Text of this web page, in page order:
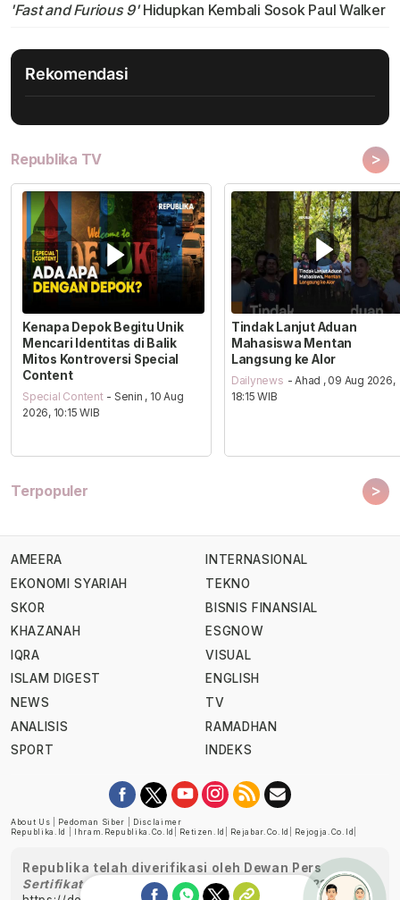
'Fast and Furious 9'Hidupkan Kembali Sosok Paul Walker
Rekomendasi
Republika TV >
Kenapa Depok Begitu Unik
Mencari Identitas di Balik
Mitos Kontroversi Special
Content
Special Content - Senin , 10 Aug
2026, 10:15 WIB
Tindak Lanjut Aduan
Mahasiswa Mentan
Langsung ke Alor
Dailynews - Ahad , 09 Aug 2026,
18:15 WIB
Terpopuler >
AMEERA
EKONOMI SYARIAH
SKOR
KHAZANAH
IQRA
ISLAM DIGEST
NEWS
ANALISIS
SPORT
INTERNASIONAL
TEKNO
BISNIS FINANSIAL
ESGNOW
VISUAL
ENGLISH
TV
RAMADHAN
INDEKS
About Us Pedoman Siber
Disclaimer
Republika.id
Ihram.republika.co.id Retizen.id Rejabar.co.id Rejogja.co.id
Republika telah diverifikasi oleh Dewan Pers
Sertifikat Nomor 1058/DP-Verifikasi/K/XII/2022